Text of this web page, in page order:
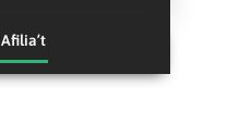
Afilia’t